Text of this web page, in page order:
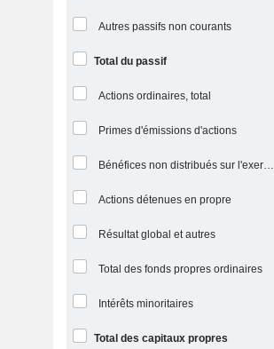
Autres passifs non courants
Total du passif
Actions ordinaires, total
Primes d'émissions d'actions
Bénéfices non distribués sur l'exercice
Actions détenues en propre
Résultat global et autres
Total des fonds propres ordinaires
Intérêts minoritaires
Total des capitaux propres